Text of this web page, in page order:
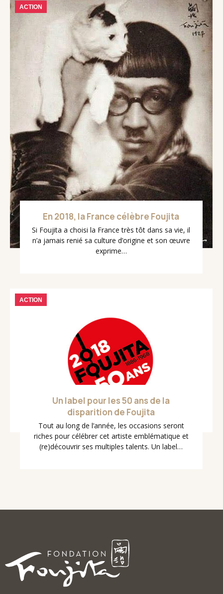
ACTION
En 2018, la France célèbre Foujita
Si Foujita a choisi la France très tôt dans sa vie, il
n’a jamais renié sa culture d’origine et son œuvre
exprime…
ACTION
Un label pour les 50 ans de la
disparition de Foujita
Tout au long de l’année, les occasions seront
riches pour célébrer cet artiste emblématique et
(re)découvrir ses multiples talents. Un label…